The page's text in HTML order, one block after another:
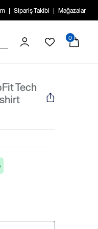
Sipariş Takibi Mağazalar
0
Tech